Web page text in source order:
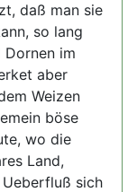
daß man sie
so lang
im
aber
Weizen
böse
wo die
Land,
sich